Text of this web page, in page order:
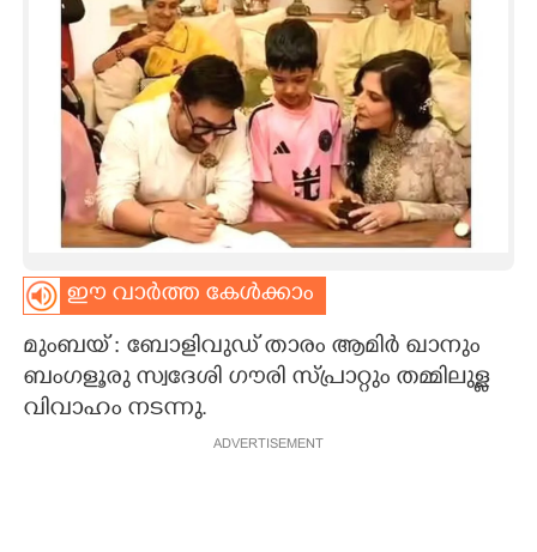
LIFESTYLE
SPIRITUAL
INFO+
ART
ASTRO
CARTOONS
ഈ വാർത്ത കേൾക്കാം
മുംബയ് : ബോളിവുഡ് താരം ആമിർ ഖാനും
ബംഗളൂരു സ്വദേശി ഗൗരി സ്പ്രാറ്റും തമ്മിലുള്ള
വിവാഹം നടന്നു.
ADVERTISEMENT